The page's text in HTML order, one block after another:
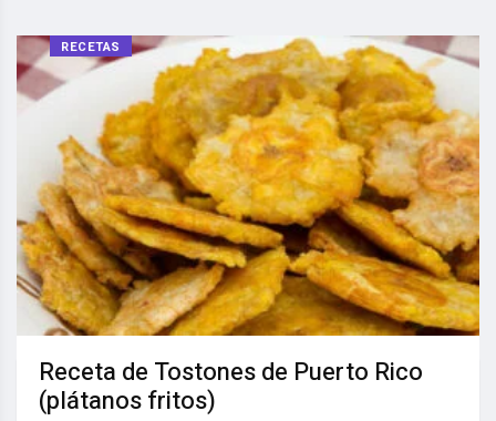
RECETAS
Receta de Tostones de Puerto Rico
(plátanos fritos)